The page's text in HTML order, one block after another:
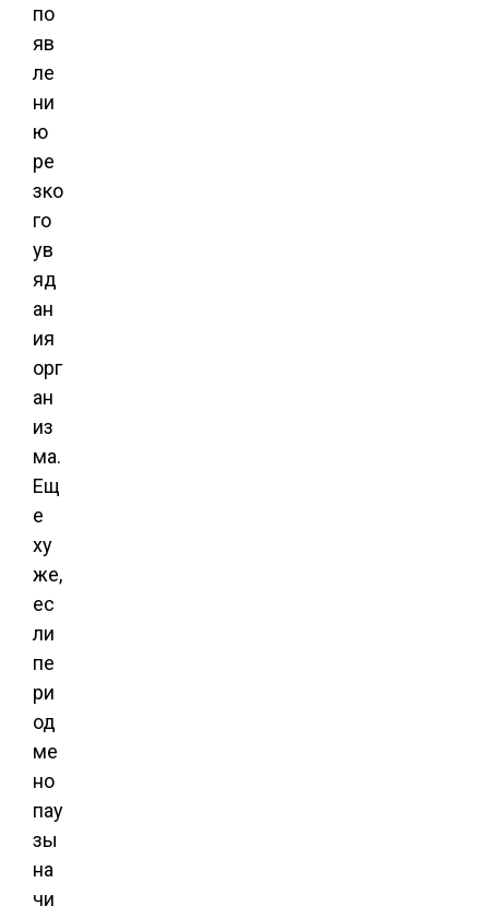
по
яв
ле
ни
ю
ре
зко
го
ув
яд
ан
ия
орг
ан
из
ма.
Ещ
е
ху
же,
ес
ли
пе
ри
од
ме
но
пау
зы
на
чи